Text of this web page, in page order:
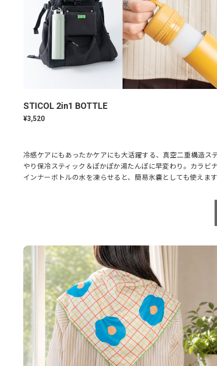
STICOL 2in1 BOTTLE
¥3,520
冷感ケアにもあったかケアにも大活躍する、真空二重構造
やり保冷スティック＆ぽかぽか湯たんぽに早変わり。カラ
インナーボトルの水を凍らせると、簡易氷嚢としても使えま